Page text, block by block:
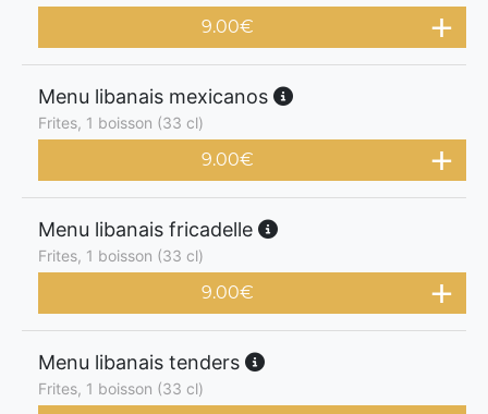
9.00€
Menu libanais mexicanos
Frites, 1 boisson (33 cl)
9.00€
Menu libanais fricadelle
Frites, 1 boisson (33 cl)
9.00€
Menu libanais tenders
Frites, 1 boisson (33 cl)